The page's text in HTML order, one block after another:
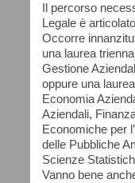
Il percorso
Legale è
Occorre
una laurea
Gestione
oppure una
Economia
Aziendali,
Economiche per
delle Pubbliche
Scienze
Vanno bene